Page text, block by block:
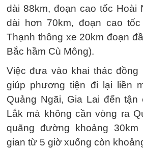
dài 88km, đoạn cao tốc Hoài
dài hơn 70km, đoạn cao
Thạnh thông xe 20km đoạn
Bắc hầm Cù Mông).
Việc đưa vào khai thác đồng
giúp phương tiện đi lại liền
Quảng Ngãi, Gia Lai đến
Lắk mà không cần vòng ra
quãng đường khoảng
gian từ 5 giờ xuống còn